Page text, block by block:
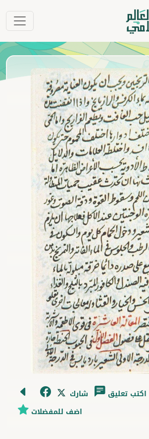
شارك
اكتب تعليق
اضف للمفضلات